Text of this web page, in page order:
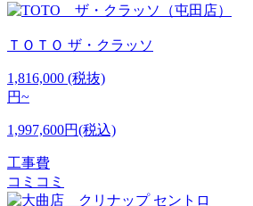
ＴＯＴＯ ザ・クラッソ
1,816,000 (税抜)
円~
1,997,600円(税込)
工事費
コミコミ